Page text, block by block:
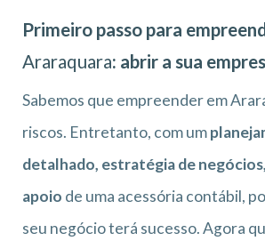
Primeiro passo para
Araraquara: abrir a sua
Sabemos que empreender em
riscos. Entretanto, com um
detalhado, estratégia de
apoio de uma acessória contábil,
seu negócio terá sucesso. Agora